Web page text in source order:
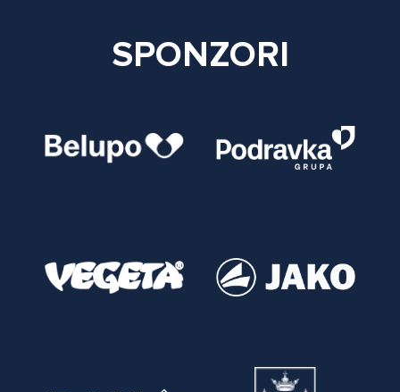
SPONZORI